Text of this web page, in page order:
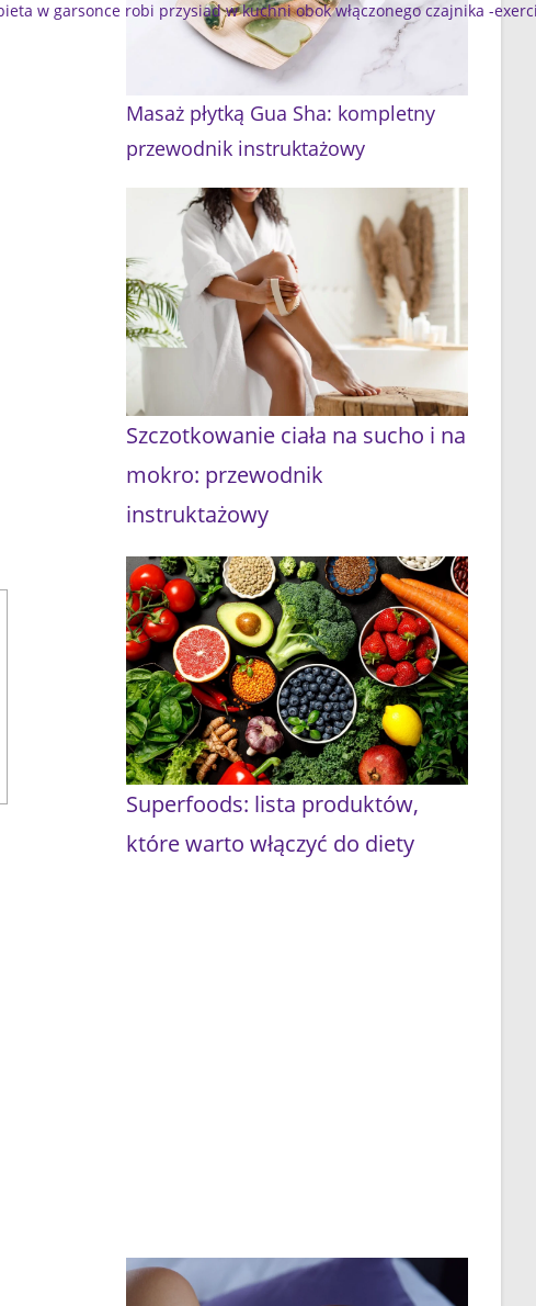
Masaż płytką Gua Sha: kompletny
przewodnik instruktażowy
Szczotkowanie ciała na sucho i na
mokro: przewodnik
instruktażowy
Superfoods: lista produktów,
które warto włączyć do diety